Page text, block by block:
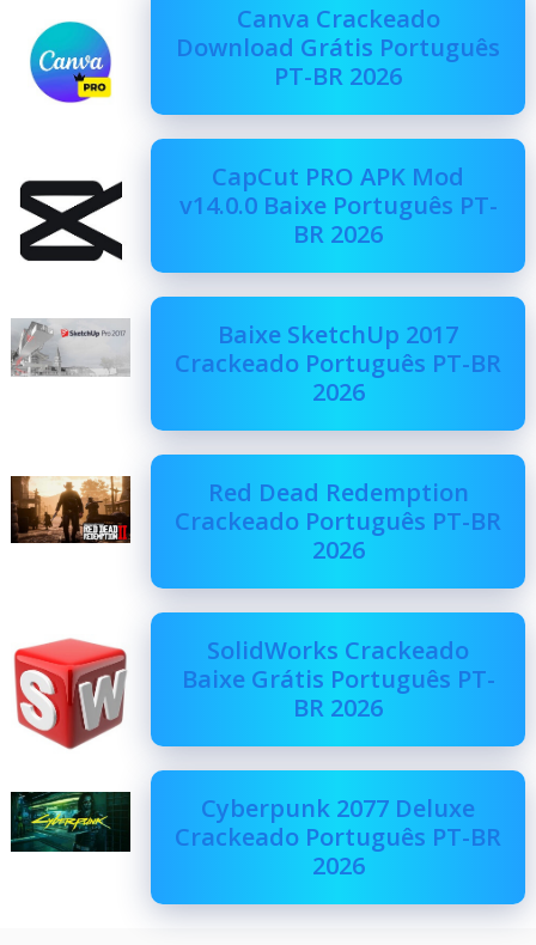
Canva Crackeado
Download Grátis Português
PT-BR 2026
CapCut PRO APK Mod
v14.0.0 Baixe Português PT-
BR 2026
Baixe SketchUp 2017
Crackeado Português PT-BR
2026
Red Dead Redemption
Crackeado Português PT-BR
2026
SolidWorks Crackeado
Baixe Grátis Português PT-
BR 2026
Cyberpunk 2077 Deluxe
Crackeado Português PT-BR
2026